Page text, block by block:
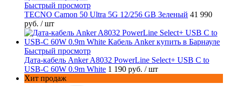
Быстрый просмотр
TECNO Camon 50 Ultra 5G 12/256 GB Зеленый 41 990
руб. / шт
Быстрый просмотр
Дата-кабель Anker A8032 PowerLine Select+ USB C to
USB-C 60W 0.9m White 1 190 руб. / шт
Хит продаж